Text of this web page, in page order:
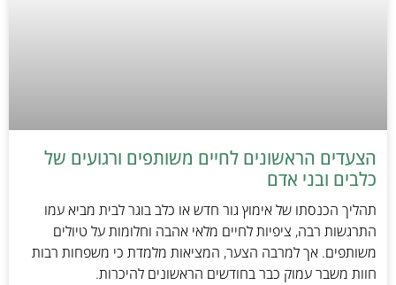
הצעדים הראשונים לחיים משותפים ורגועים של
כלבים ובני אדם
תהליך הכנסתו של אימוץ גור חדש או כלב בוגר לבית מביא עמו
התרגשות רבה, ציפיות לחיים מלאי אהבה וחלומות על טיולים
משותפים. אך למרבה הצער, המציאות מלמדת כי משפחות רבות
חוות משבר עמוק כבר בחודשים הראשונים להיכרות.